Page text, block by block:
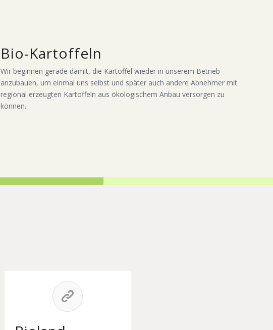
Bio-Kartoffeln
Wir beginnen gerade damit, die Kartoffel wieder in unserem Betrieb
anzubauen, um einmal uns selbst und später auch andere Abnehmer mit
regional erzeugten Kartoffeln aus ökologischem Anbau versorgen zu
können.